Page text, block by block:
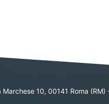
10, 00141 Roma (RM)